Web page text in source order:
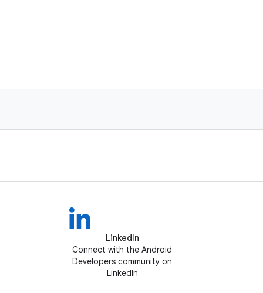
LinkedIn
Connect with the Android
Developers community on
LinkedIn